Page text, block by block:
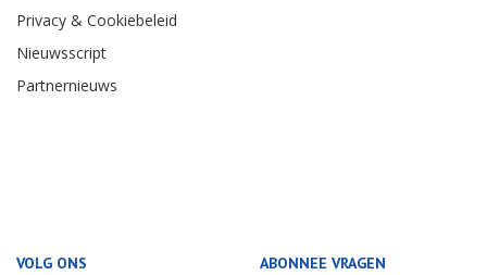
Privacy & Cookiebeleid
Nieuwsscript
Partnernieuws
VOLG ONS ABONNEE VRAGEN